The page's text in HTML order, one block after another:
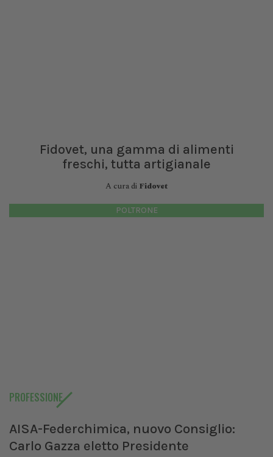
Fidovet, una gamma di alimenti
freschi, tutta artigianale
A cura di Fidovet
POLTRONE
PROFESSIONE
AISA-Federchimica, nuovo Consiglio:
Carlo Gazza eletto Presidente